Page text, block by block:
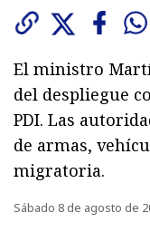
El ministro
del despliegue
PDI. Las
de armas,
migratoria.
Sábado 8 de agosto de